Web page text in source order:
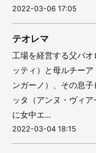
2022-03-06 17:05
テオレマ
工場を経営する父パ
ッティ）と母ルチー
ンガーノ）、その息
ッタ（アンヌ・ヴィ
に女中エ...
2022-03-04 18:15